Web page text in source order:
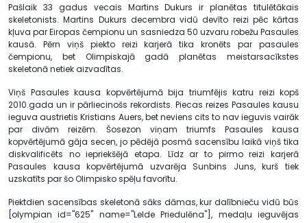
Pašlaik 33 gadus vecais Martins Dukurs ir planētas titulētākais
skeletonists. Martins Dukurs decembra vidū devīto reizi pēc kārtas
kļuva par Eiropas čempionu un sasniedza 50 uzvaru robežu Pasaules
kausā. Pērn viņš piekto reizi karjerā tika kronēts par pasaules
čempionu, bet Olimpiskajā gadā planētas meistarsacīkstes
skeletonā netiek aizvadītas.
Viņš Pasaules kausa kopvērtējumā bija triumfējis katru reizi kopš
2010.gada un ir pārliecinošs rekordists. Piecas reizes Pasaules kausu
ieguva austrietis Kristians Auers, bet neviens cits to nav ieguvis vairāk
par divām reizēm. Šosezon viņam triumfs Pasaules kausa
kopvērtējumā gāja secen, jo pēdējā posmā sacensību laikā viņš tika
diskvalificēts no iepriekšējā etapa. Līdz ar to pirmo reizi karjerā
Pasaules kausa kopvērtējumā uzvarēja Sunbins Juns, kurš tiek
uzskatīts par šo Olimpisko spēļu favorītu.
Piektdien sacensības skeletonā sāks dāmas, kur dalībnieču vidū būs
[olympian id="625" name="Lelde Priedulēna"], medaļu ieguvējas